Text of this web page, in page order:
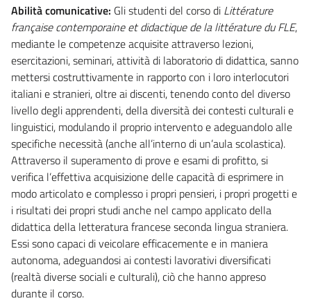
Abilità comunicative: Gli studenti del corso di Littérature
française contemporaine et didactique de la littérature du FLE,
mediante le competenze acquisite attraverso lezioni,
esercitazioni, seminari, attività di laboratorio di didattica, sanno
mettersi costruttivamente in rapporto con i loro interlocutori
italiani e stranieri, oltre ai discenti, tenendo conto del diverso
livello degli apprendenti, della diversità dei contesti culturali e
linguistici, modulando il proprio intervento e adeguandolo alle
specifiche necessità (anche all’interno di un’aula scolastica).
Attraverso il superamento di prove e esami di profitto, si
verifica l’effettiva acquisizione delle capacità di esprimere in
modo articolato e complesso i propri pensieri, i propri progetti e
i risultati dei propri studi anche nel campo applicato della
didattica della letteratura francese seconda lingua straniera.
Essi sono capaci di veicolare efficacemente e in maniera
autonoma, adeguandosi ai contesti lavorativi diversificati
(realtà diverse sociali e culturali), ciò che hanno appreso
durante il corso.